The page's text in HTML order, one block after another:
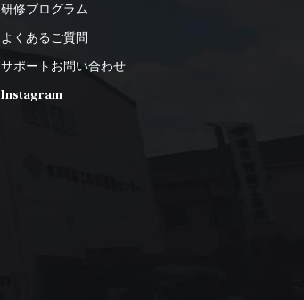
研修プログラム
よくあるご質問
サポートお問い合わせ
Instagram